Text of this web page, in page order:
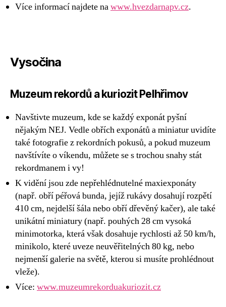
Více informací najdete nawww.hvezdarnapv.cz.
Vysočina
Muzeum rekordů a kuriozit Pelhřimov
Navštivte muzeum, kde se každý exponát pyšní
nějakým NEJ. Vedle obřích exponátů a miniatur uvidíte
také fotografie z rekordních pokusů, a pokud muzeum
navštívíte o víkendu, můžete se s trochou snahy stát
rekordmanem i vy!
K vidění jsou zde nepřehlédnutelné maxiexponáty
(např. obří péřová bunda, jejíž rukávy dosahují rozpětí
410 cm, nejdelší šála nebo obří dřevěný kačer), ale také
unikátní miniatury (např. pouhých 28 cm vysoká
minimotorka, která však dosahuje rychlosti až 50 km/h,
minikolo, které uveze neuvěřitelných 80 kg, nebo
nejmenší galerie na světě, kterou si musíte prohlédnout
vleže).
Více: www.muzeumrekorduakuriozit.cz